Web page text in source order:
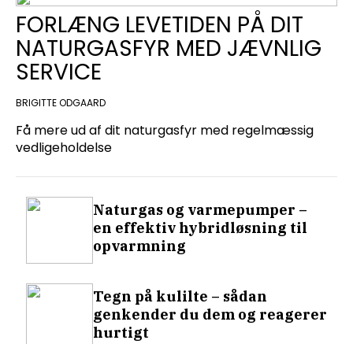
FORLÆNG LEVETIDEN PÅ DIT
NATURGASFYR MED JÆVNLIG
SERVICE
Få mere ud af dit naturgasfyr med regelmæssig
vedligeholdelse
BRIGITTE ODGAARD
Naturgas og varmepumper –
en effektiv hybridløsning til
opvarmning
Tegn på kulilte – sådan
genkender du dem og reagerer
hurtigt